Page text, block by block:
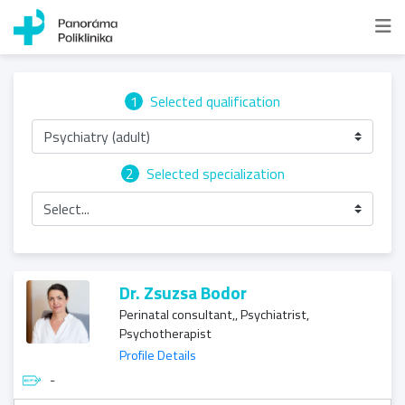
1 Selected qualification
Psychiatry (adult)
2
Selected specialization
Select...
Dr. Zsuzsa Bodor
Perinatal consultant,, Psychiatrist,
Psychotherapist
Profile Details
-